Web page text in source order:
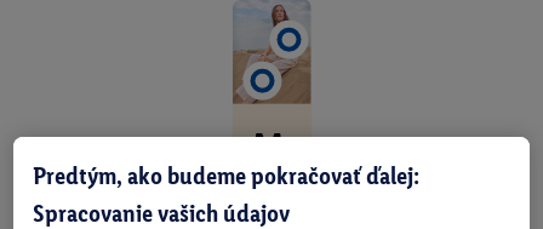
M
ó
Predtým, ako budeme pokračovať ďalej:
Spracovanie vašich údajov